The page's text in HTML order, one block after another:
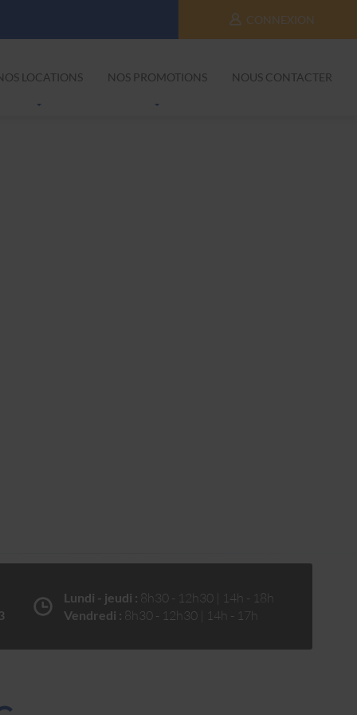
CONNEXION
LOCATIONS NOS PROMOTIONS NOUS CONTACTER
Lundi - jeudi : 8h30 - 12h30 | 14h - 18h
Vendredi : 8h30 - 12h30 | 14h - 17h